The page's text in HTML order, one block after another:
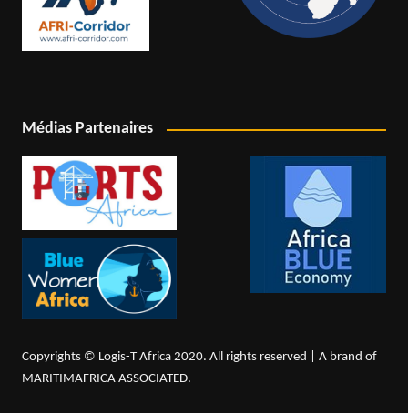
Médias Partenaires
Copyrights © Logis-T Africa 2020. All rights reserved | A brand of
MARITIMAFRICA ASSOCIATED.